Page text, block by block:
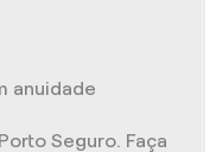
anuidade
Seguro. Faça